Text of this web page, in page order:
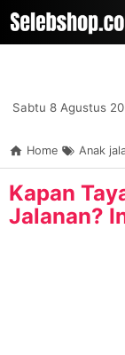
-->
Sabtu 8 Agustus
Home Anak
Kapan
Jalanan?